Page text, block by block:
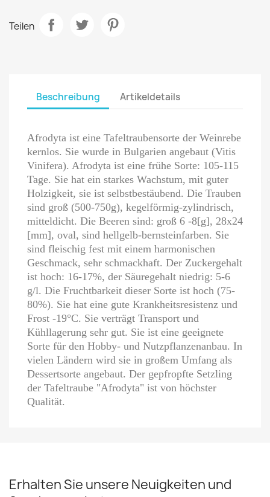
Teilen
Beschreibung Artikeldetails
Afrodyta ist eine Tafeltraubensorte der Weinrebe
kernlos. Sie wurde in Bulgarien angebaut (Vitis
Vinifera). Afrodyta ist eine frühe Sorte: 105-115
Tage. Sie hat ein starkes Wachstum, mit guter
Holzigkeit, sie ist selbstbestäubend. Die Trauben
sind groß (500-750g), kegelförmig-zylindrisch,
mitteldicht. Die Beeren sind: groß 6 -8[g], 28x24
[mm], oval, sind hellgelb-bernsteinfarben. Sie
sind fleischig fest mit einem harmonischen
Geschmack, sehr schmackhaft. Der Zuckergehalt
ist hoch: 16-17%, der Säuregehalt niedrig: 5-6
g/l. Die Fruchtbarkeit dieser Sorte ist hoch (75-
80%). Sie hat eine gute Krankheitsresistenz und
Frost -19°С. Sie verträgt Transport und
Kühllagerung sehr gut. Sie ist eine geeignete
Sorte für den Hobby- und Nutzpflanzenanbau. In
vielen Ländern wird sie in großem Umfang als
Dessertsorte angebaut. Der gepfropfte Setzling
der Tafeltraube "Afrodyta" ist von höchster
Qualität.
Erhalten Sie unsere Neuigkeiten und